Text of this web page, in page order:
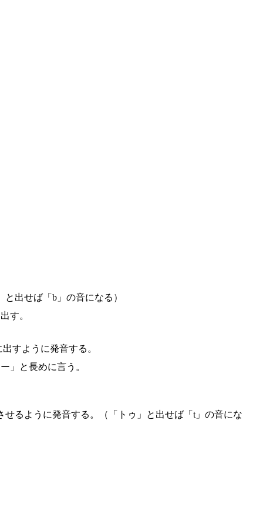
出せば「b」の音になる）
す。
すように発音する。
」と長めに言う。
るように発音する。（「トゥ」と出せば「t」の音にな